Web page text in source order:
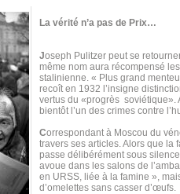
La vérité n’a pas de Prix…
Joseph Pulitzer peut se
même nom aura récompensé
stalinienne. « Plus grand
recoît en 1932 l’insigne
vertus du «progrès soviétique».
bientôt l’un des crimes contre
Correspondant à Moscou du
travers ses articles. Alors que la
passe délibérément sous
avoue dans les salons de
en URSS, liée à la famine »,
d’omelettes sans casser d’œufs.